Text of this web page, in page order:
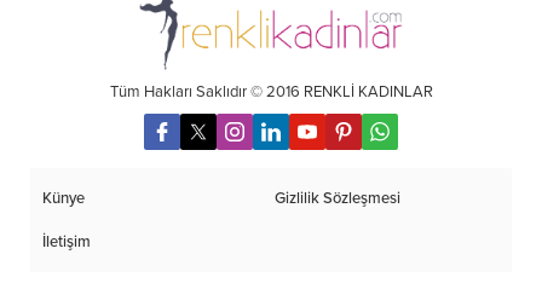
Tüm Hakları Saklıdır © 2016 RENKLİ KADINLAR
Künye Gizlilik Sözleşmesi
İletişim